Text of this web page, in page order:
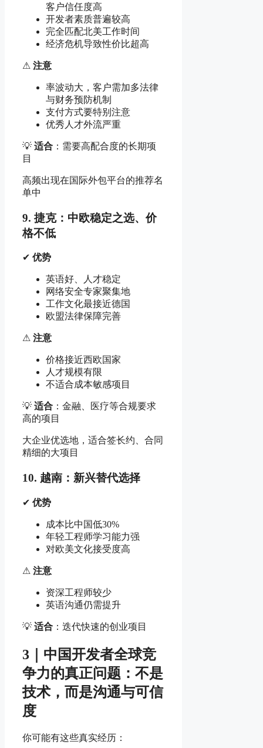
客户信任度高
开发者素质普遍较高
完全匹配北美工作时间
经济危机导致性价比超高
⚠ 注意
率波动大，客户需加多法律
与财务预防机制
支付方式要特别注意
优秀人才外流严重
💡 适合 ：需要高配合度的长期项
目
高频出现在国际外包平台的推荐名
单中
9. 捷克：中欧稳定之选、价
格不低
✔ 优势
英语好、人才稳定
网络安全专家聚集地
工作文化最接近德国
欧盟法律保障完善
⚠ 注意
价格接近西欧国家
人才规模有限
不适合成本敏感项目
💡 适合 ：金融、医疗等合规要求
高的项目
大企业优选地，适合签长约、合同
精细的大项目
10. 越南：新兴替代选择
✔ 优势
成本比中国低30%
年轻工程师学习能力强
对欧美文化接受度高
⚠ 注意
资深工程师较少
英语沟通仍需提升
💡 适合 ：迭代快速的创业项目
3｜中国开发者全球竞
争力的真正问题：不是
技术，而是沟通与可信
度
你可能有这些真实经历：